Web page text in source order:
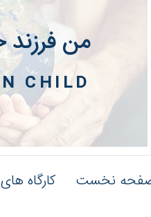
من
CHILD
کارگاه نخست